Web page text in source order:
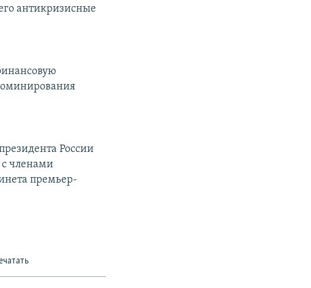
антикризисные
России
с членами
премьер-